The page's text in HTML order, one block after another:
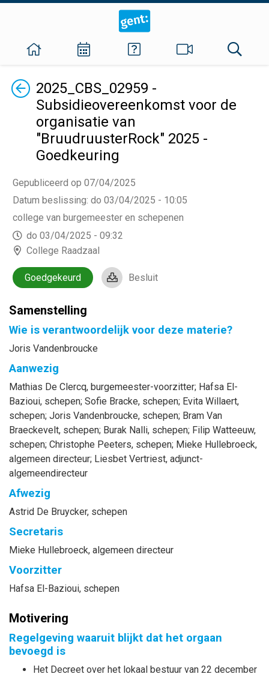
Terug2025_CBS_02959 -
Subsidieovereenkomst voor de
organisatie van
"BruudruusterRock" 2025 -
Goedkeuring
Gepubliceerd op 07/04/2025
Datum beslissing: do 03/04/2025 - 10:05
college van burgemeester en schepenen
do 03/04/2025 - 09:32
College Raadzaal
Goedgekeurd Besluit
Samenstelling
Wie is verantwoordelijk voor deze materie?
Joris Vandenbroucke
Aanwezig
Mathias De Clercq, burgemeester-voorzitter; Hafsa El-
Bazioui, schepen; Sofie Bracke, schepen; Evita Willaert,
schepen; Joris Vandenbroucke, schepen; Bram Van
Braeckevelt, schepen; Burak Nalli, schepen; Filip Watteeuw,
schepen; Christophe Peeters, schepen; Mieke Hullebroeck,
algemeen directeur; Liesbet Vertriest, adjunct-
algemeendirecteur
Afwezig
Astrid De Bruycker, schepen
Secretaris
Mieke Hullebroeck, algemeen directeur
Voorzitter
Hafsa El-Bazioui, schepen
Motivering
Regelgeving waaruit blijkt dat het orgaan
bevoegd is
Het Decreet over het lokaal bestuur van 22 december